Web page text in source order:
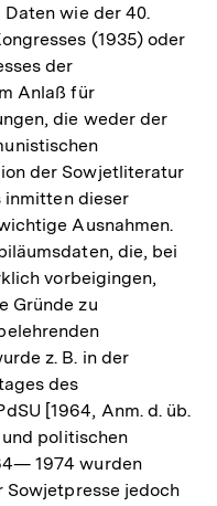
wie der 40.
(1935) oder
der
Anlaß für
die weder der
der Sowjetliteratur
inmitten dieser
Ausnahmen.
die, bei
vorbeigingen,
Gründe zu
z. B. in der
des
[1964, Anm. d. üb.
politischen
1974 wurden
jedoch